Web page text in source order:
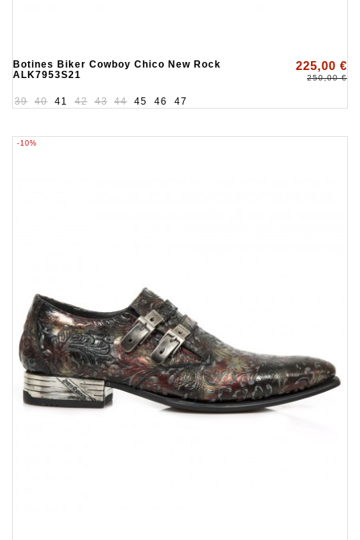
Botines Biker Cowboy Chico New Rock
ALK7953S21
225,00 €
250,00 €
39 40 41 42 43 44 45 46 47
-10%